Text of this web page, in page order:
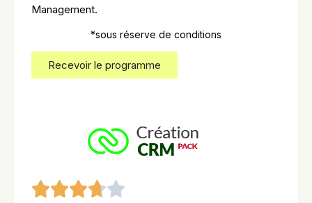
Management.
*sous réserve de conditions
Recevoir le programme